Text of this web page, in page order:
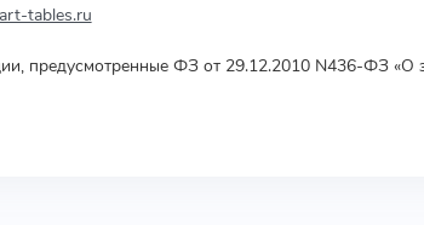
tables.ru
предусмотренные ФЗ от 29.12.2010 N436-ФЗ